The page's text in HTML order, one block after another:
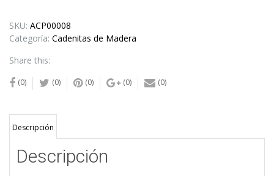
ancla
roja
SKU: ACP00008
Categoría: Cadenitas de Madera
Share this:
(0) (0) (0) (0) (0)
Descripción
Descripción